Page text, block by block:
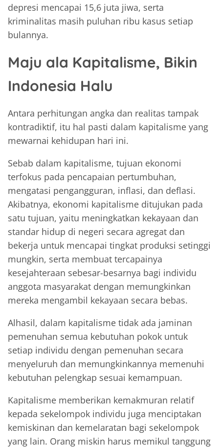
depresi mencapai 15,6 juta jiwa, serta
kriminalitas masih puluhan ribu kasus setiap
bulannya.
Maju ala Kapitalisme, Bikin
Indonesia Halu
Antara perhitungan angka dan realitas tampak
kontradiktif, itu hal pasti dalam kapitalisme yang
mewarnai kehidupan hari ini.
Sebab dalam kapitalisme, tujuan ekonomi
terfokus pada pencapaian pertumbuhan,
mengatasi pengangguran, inflasi, dan deflasi.
Akibatnya, ekonomi kapitalisme ditujukan pada
satu tujuan, yaitu meningkatkan kekayaan dan
standar hidup di negeri secara agregat dan
bekerja untuk mencapai tingkat produksi setinggi
mungkin, serta membuat tercapainya
kesejahteraan sebesar-besarnya bagi individu
anggota masyarakat dengan memungkinkan
mereka mengambil kekayaan secara bebas.
Alhasil, dalam kapitalisme tidak ada jaminan
pemenuhan semua kebutuhan pokok untuk
setiap individu dengan pemenuhan secara
menyeluruh dan memungkinkannya memenuhi
kebutuhan pelengkap sesuai kemampuan.
Kapitalisme memberikan kemakmuran relatif
kepada sekelompok individu juga menciptakan
kemiskinan dan kemelaratan bagi sekelompok
yang lain. Orang miskin harus memikul tanggung